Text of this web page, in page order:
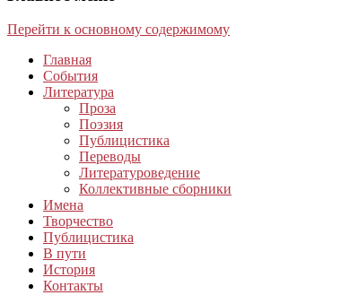
Перейти к основному содержимому
Главная
События
Литература
Проза
Поэзия
Публицистика
Переводы
Литературоведение
Коллективные сборники
Имена
Творчество
Публицистика
В пути
История
Контакты